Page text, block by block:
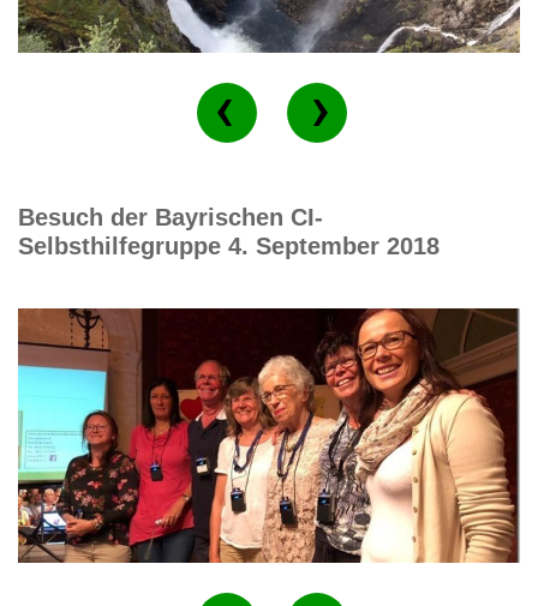
Besuch der Bayrischen CI-
Selbsthilfegruppe 4. September 2018